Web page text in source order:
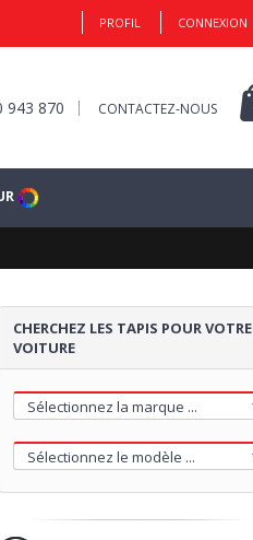
PROFIL CONNEXION
943 870 CONTACTEZ-NOUS
CHERCHEZ LES TAPIS POUR VOTRE
VOITURE